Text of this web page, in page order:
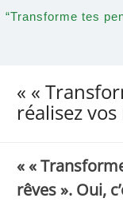
“Transforme tes
« «
réalisez vos
« «
rêves ». Oui,